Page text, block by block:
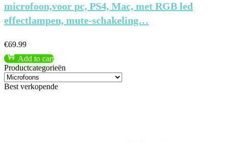
microfoon,voor pc, PS4, Mac, met RGB led
effectlampen, mute-schakeling…
€69.99
Add to cart
Productcategorieën
Best verkopende